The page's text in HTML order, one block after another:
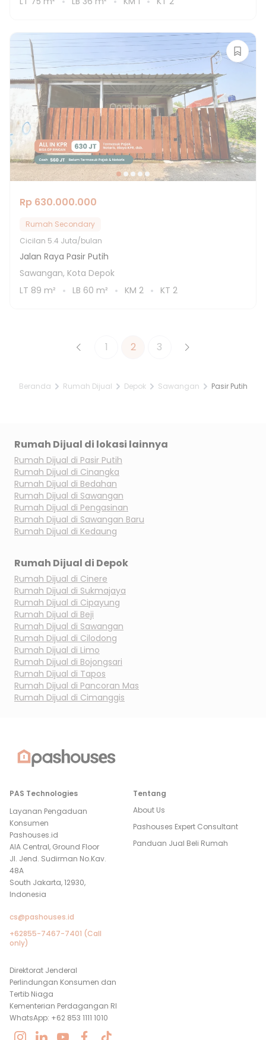
Rp 630.000.000
Rumah Secondary
Cicilan 5.4 Juta/bulan
Jalan Raya Pasir Putih
Sawangan, Kota Depok
LT 89 m² LB 60 m² KM 2 KT 2
1 2 3
Beranda Rumah Dijual Depok Sawangan Pasir Putih
Rumah Dijual di lokasi lainnya
Rumah Dijual di Pasir Putih
Rumah Dijual di Cinangka
Rumah Dijual di Bedahan
Rumah Dijual di Sawangan
Rumah Dijual di Pengasinan
Rumah Dijual di Sawangan Baru
Rumah Dijual di Kedaung
Rumah Dijual di Depok
Rumah Dijual di Cinere
Rumah Dijual di Sukmajaya
Rumah Dijual di Cipayung
Rumah Dijual di Beji
Rumah Dijual di Sawangan
Rumah Dijual di Cilodong
Rumah Dijual di Limo
Rumah Dijual di Bojongsari
Rumah Dijual di Tapos
Rumah Dijual di Pancoran Mas
Rumah Dijual di Cimanggis
PAS Technologies
Layanan Pengaduan
Konsumen
Pashouses.id
AIA Central, Ground Floor
Jl. Jend. Sudirman No.Kav.
48A
South Jakarta, 12930,
Indonesia
cs@pashouses.id
+62855-7467-7401 (Call
only)
Direktorat Jenderal
Perlindungan Konsumen dan
Tertib Niaga
Kementerian Perdagangan RI
WhatsApp: +62 853 1111 1010
Tentang
About Us
Pashouses Expert Consultant
Panduan Jual Beli Rumah